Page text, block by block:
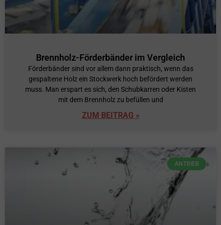
Brennholz-Förderbänder im Vergleich
Förderbänder sind vor allem dann praktisch, wenn das
gespaltene Holz ein Stockwerk hoch befördert werden
muss. Man erspart es sich, den Schubkarren oder Kisten
mit dem Brennholz zu befüllen und
ZUM BEITRAG »
ANTRIEB